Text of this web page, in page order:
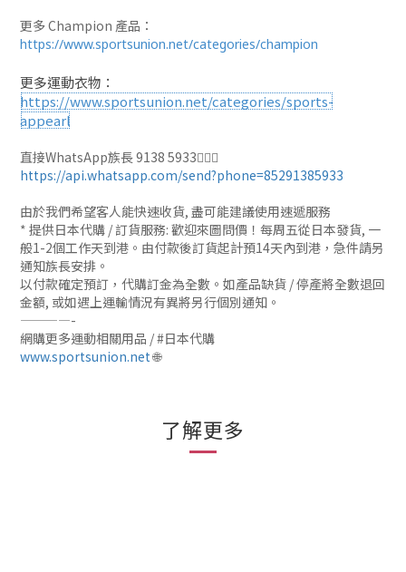
更多 Champion 產品：
https://www.sportsunion.net/categories/champion
更多運動衣物：
https://www.sportsunion.net/categories/sports-
appearl
直接WhatsApp族長 9138 5933🙆🏻‍♂
https://api.whatsapp.com/send?phone=85291385933
由於我們希望客人能快速收貨, 盡可能建議使用速遞服務
* 提供日本代購 / 訂貨服務: 歡迎來圖問價！每周五從日本發貨, 一
般1-2個工作天到港。由付款後訂貨起計預14天內到港，急件請另
通知族長安排。
以付款確定預訂，代購訂金為全數。如產品缺貨 / 停產將全數退回
金額, 或如遇上運輸情況有異將另行個別通知。
————-
網購更多運動相關用品 / #日本代購
www.sportsunion.net🌐
了解更多